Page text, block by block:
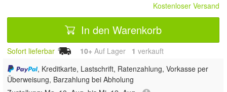
Kostenloser Versand
In den Warenkorb
Sofort lieferbar 10+ Auf Lager 1 verkauft
, Kreditkarte, Lastschrift, Ratenzahlung, Vorkasse per
Überweisung, Barzahlung bei Abholung